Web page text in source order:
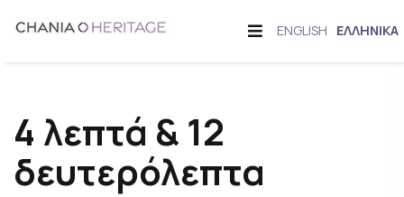
στο
Offcanvas
ΕΝΑΛΛΑΓΉ
ENGLISH ΕΛΛΗΝΙΚΆ
4 λεπτά & 12
δευτερόλεπτα